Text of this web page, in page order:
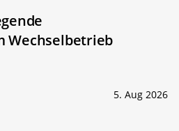
Wechselbetrieb
5. Aug 2026